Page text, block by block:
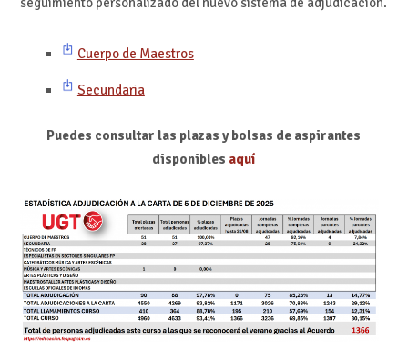
Cuerpo de Maestros
Secundaria
Puedes consultar las plazas y bolsas de aspirantes
disponibles aquí